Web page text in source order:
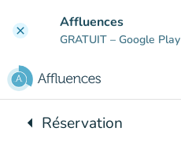
clear Affluences
GRATUIT – Google Play
arrow_leftRetour à :
Réservation